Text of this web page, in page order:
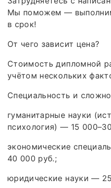
Мы поможем —
в срок!
От чего зависит цена?
Стоимость дипломной
учётом нескольких
Специальность и
гуманитарные науки
психология) — 15
экономические
40 000 руб.;
юридические науки —